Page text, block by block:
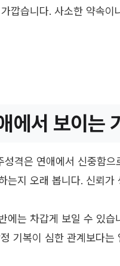
깝습니다. 사소한 약속
에서 보이는
성격은 연애에서 신중함
는지 오래 봅니다. 신뢰
에는 차갑게 보일 수 있
기복이 심한 관계보다